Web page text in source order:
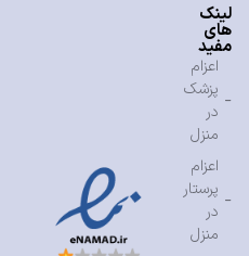
لینک
های
مفید
اعزام
پزشک
در
منزل
اعزام
پرستار
در
منزل